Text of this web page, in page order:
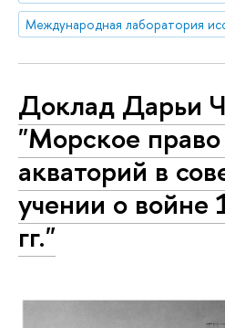
Доклад Дарьи
"Морское право
акваторий в
учении о войне
гг."